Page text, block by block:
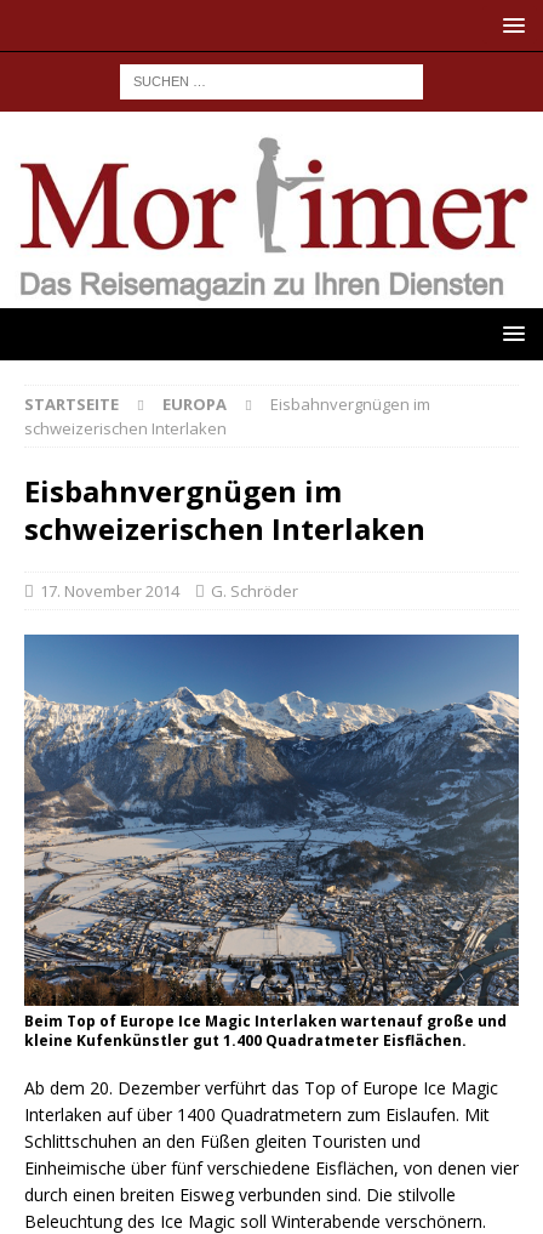
STARTSEITE EUROPA
Eisbahnvergnügen im
schweizerischen Interlaken
Eisbahnvergnügen im
schweizerischen Interlaken
17. November 2014 G. Schröder
Beim Top of Europe Ice Magic Interlaken wartenauf große und
kleine Kufenkünstler gut 1.400 Quadratmeter Eisflächen.
Ab dem 20. Dezember verführt das Top of Europe Ice Magic
Interlaken auf über 1400 Quadratmetern zum Eislaufen. Mit
Schlittschuhen an den Füßen gleiten Touristen und
Einheimische über fünf verschiedene Eisflächen, von denen vier
durch einen breiten Eisweg verbunden sind. Die stilvolle
Beleuchtung des Ice Magic soll Winterabende verschönern.